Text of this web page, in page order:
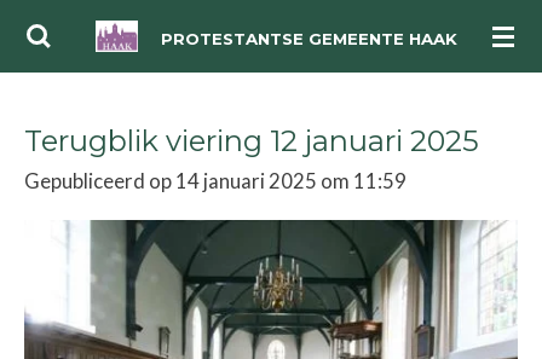
Ga
de
hoofdinhoud
PROTESTANTSE GEMEENTE HAAK
Terugblik viering 12 januari 2025
Gepubliceerd op 14 januari 2025 om 11:59